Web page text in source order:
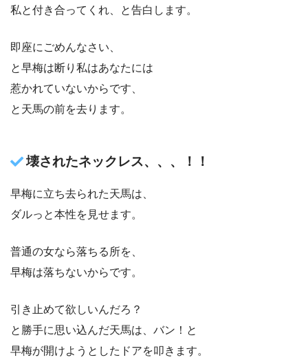
私と付き合ってくれ、と告白します。
即座にごめんなさい、
と早梅は断り私はあなたには
惹かれていないからです、
と天馬の前を去ります。
壊されたネックレス、、、！！
早梅に立ち去られた天馬は、
ダルっと本性を見せます。
普通の女なら落ちる所を、
早梅は落ちないからです。
引き止めて欲しいんだろ？
と勝手に思い込んだ天馬は、バン！と
早梅が開けようとしたドアを叩きます。